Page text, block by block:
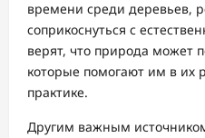
времени среди деревьев,
соприкоснуться с
верят, что природа может
которые помогают им в их
практике.
Другим важным